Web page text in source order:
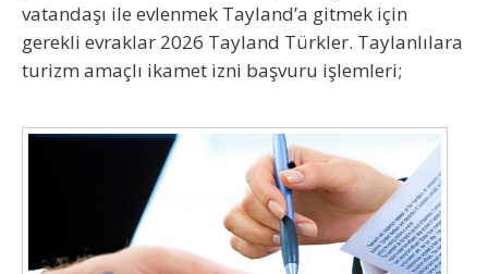
vatandaşı ile evlenmek Tayland’a gitmek için
gerekli evraklar 2026 Tayland Türkler. Taylanlılara
turizm amaçlı ikamet izni başvuru işlemleri;